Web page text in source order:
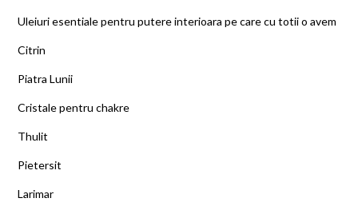
Uleiuri esentiale pentru putere interioara pe care cu totii o avem
Citrin
Piatra Lunii
Cristale pentru chakre
Thulit
Pietersit
Larimar